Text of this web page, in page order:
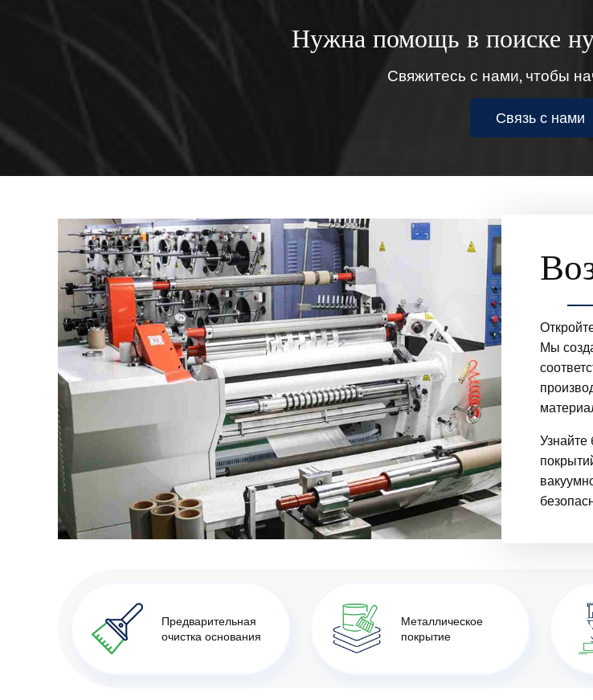
Нужна помощь в поиске
Свяжитесь с нами, чтобы
Связь с нами
Мы
Узнайте
Предварительная
очистка основания
Металлическое
покрытие